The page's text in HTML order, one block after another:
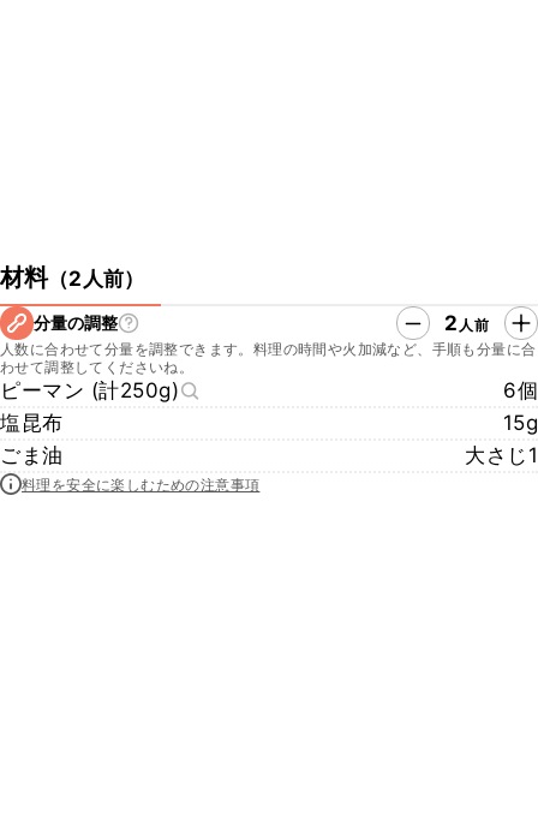
材料（2人前）
分量の調整 2 人前
人数に合わせて分量を調整できます。料理の時間や火加減など、手順も分量に合
わせて調整してくださいね。
ピーマン (計250g)
6個
塩昆布
15g
ごま油
大さじ1
料理を安全に楽しむための注意事項